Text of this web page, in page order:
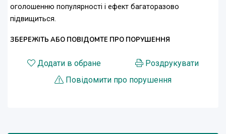
оголошенню популярності і ефект багаторазово
підвищиться.
ЗБЕРЕЖІТЬ АБО ПОВІДОМТЕ ПРО ПОРУШЕННЯ
Додати в обране
Роздрукувати
Повідомити про порушення